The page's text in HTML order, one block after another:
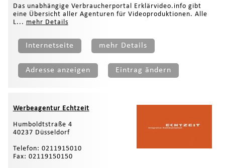
Das unabhängige Verbraucherportal Erklärvideo.info gibt
eine Übersicht aller Agenturen für Videoproduktionen. Alle
L... mehr Details
Internetseite mehr Details
Adresse anzeigen Eintrag ändern
Werbeagentur Echtzeit
Humboldtstraße 4
40237 Düsseldorf
Telefon: 0211915010
Fax: 02119150150